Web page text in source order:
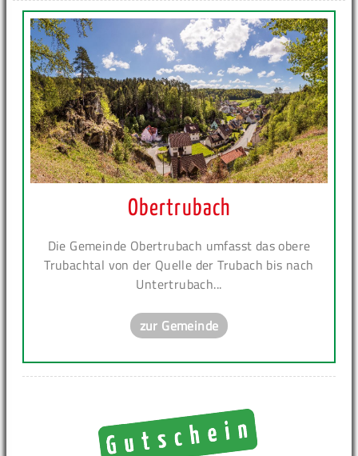
Obertrubach
Die Gemeinde Obertrubach umfasst das obere
Trubachtal von der Quelle der Trubach bis nach
Untertrubach...
zur Gemeinde